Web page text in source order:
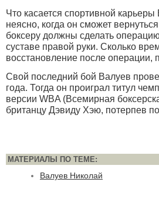
Что касается спортивной карьеры
неясно, когда он сможет
боксеру должны сделать
суставе правой руки. Сколько
восстановление после операции,
Свой последний бой Валуев
года. Тогда он проиграл титул
версии WBA (Всемирная
британцу Дэвиду Хэю, потерпев
МАТЕРИАЛЫ ПО ТЕМЕ:
Валуев Николай